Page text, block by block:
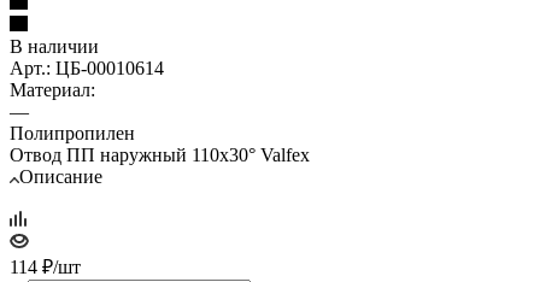
В наличии
Арт.: ЦБ-00010614
Материал:
—
Полипропилен
Отвод ПП наружный 110х30° Valfex
Описание
114 ₽/шт